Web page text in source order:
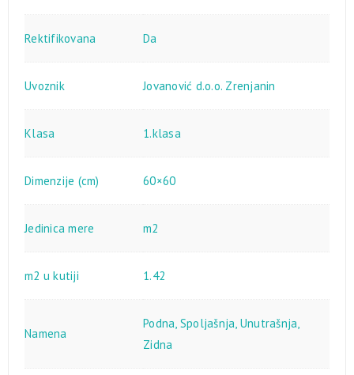
Rektifikovana Da
Uvoznik Jovanović d.o.o. Zrenjanin
Klasa 1.klasa
Dimenzije (cm) 60×60
Jedinica mere m2
m2 u kutiji 1.42
Namena
Podna, Spoljašnja, Unutrašnja,
Zidna